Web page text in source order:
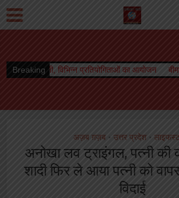
Breaking
प्रतियोगिताओं का आयोजन बीमारी भी नहीं रोक सकी
अज़ब ग़ज़ब • उत्तर प्रदेश •
अनोखा लव ट्राइंगल, पत्नी की
शादी फिर ले आया पत्नी को
विदाई